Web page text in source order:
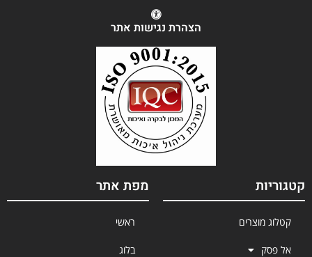
הצהרת נגישות אתר
קטגוריות
קטלוג מוצרים
אל פסק
מפת אתר
ראשי
בלוג